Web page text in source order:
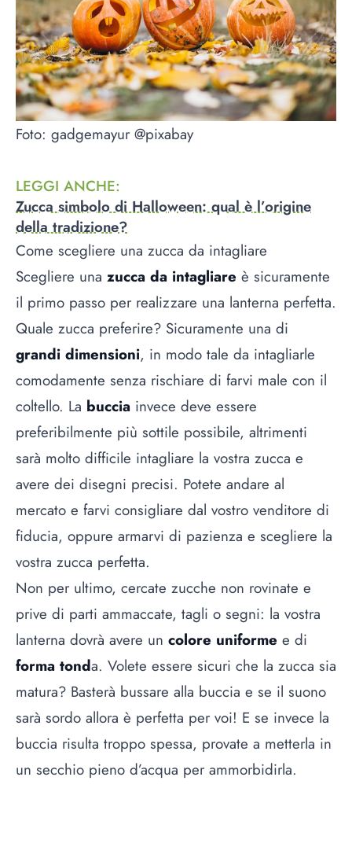
Foto: gadgemayur @pixabay
LEGGI ANCHE:
Zucca simbolo di Halloween: qual è l’origine
della tradizione?
Come scegliere una zucca da intagliare
Scegliere una zucca da intagliare è sicuramente
il primo passo per realizzare una lanterna perfetta.
Quale zucca preferire? Sicuramente una di
grandi dimensioni, in modo tale da intagliarle
comodamente senza rischiare di farvi male con il
coltello. La buccia invece deve essere
preferibilmente più sottile possibile, altrimenti
sarà molto difficile intagliare la vostra zucca e
avere dei disegni precisi. Potete andare al
mercato e farvi consigliare dal vostro venditore di
fiducia, oppure armarvi di pazienza e scegliere la
vostra zucca perfetta.
Non per ultimo, cercate zucche non rovinate e
prive di parti ammaccate, tagli o segni: la vostra
lanterna dovrà avere un colore uniforme e di
forma tonda. Volete essere sicuri che la zucca sia
matura? Basterà bussare alla buccia e se il suono
sarà sordo allora è perfetta per voi! E se invece la
buccia risulta troppo spessa, provate a metterla in
un secchio pieno d’acqua per ammorbidirla.